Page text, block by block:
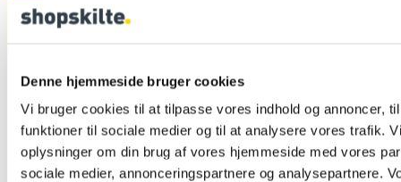
Denne hjemmeside bruger cookies
Vi bruger cookies til at tilpasse vores indhold og annoncer,
funktioner til sociale medier og til at analysere vores trafik.
oplysninger om din brug af vores hjemmeside med vores
sociale medier, annonceringspartnere og analysepartnere.
Populære
produkter
Og Tv Stand
Dørskilte ,
Infoskilte
Kontorartikler
Se Alt
Kontor/butikudstyr